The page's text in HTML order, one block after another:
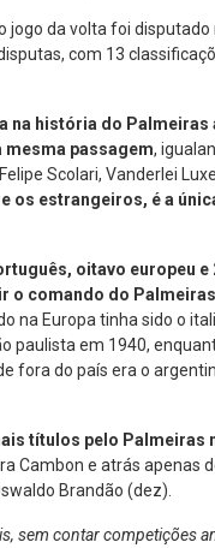
jogo da volta foi disputado
com 13
na história do Palmeiras
mesma passagem,
Scolari, Vanderlei
os estrangeiros, é a
oitavo europeu e
o comando do
na Europa tinha sido o
paulista em 1940,
fora do país era o
títulos pelo Palmeiras
Cambon e atrás apenas
Brandão (dez).
sem contar competições